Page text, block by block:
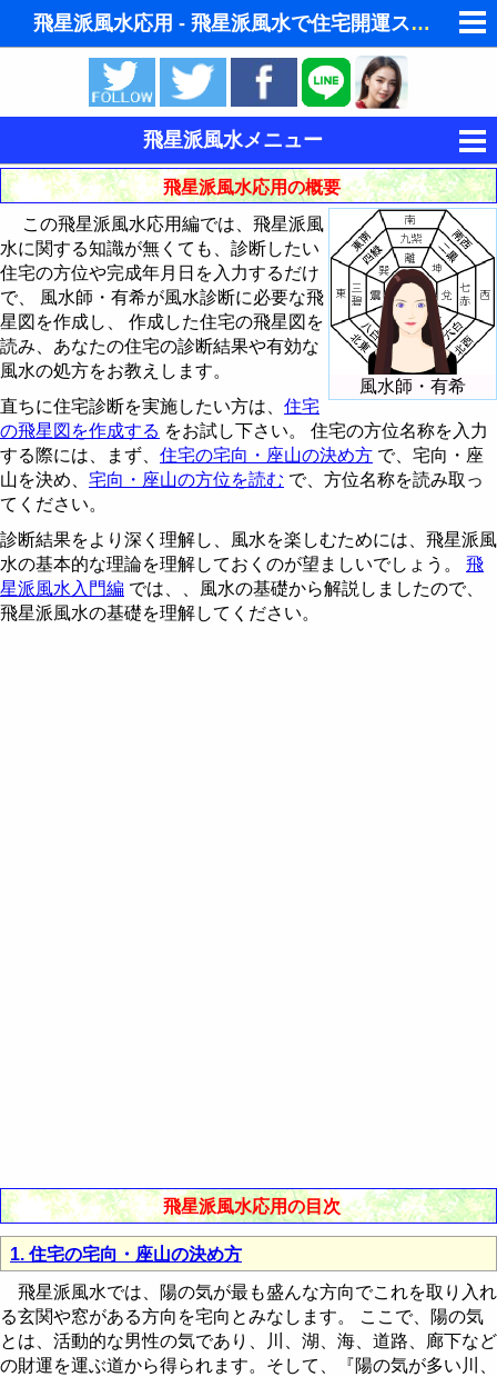
飛星派風水応用 - 飛星派風水で住宅開運スマホ版
ゆめの夢占い
人気の夢占い
東洋・西洋占星術
ホラリー占星術
手相占いで未来診断
タロットカードで無料占い
命名の姓名判断
男と女の心理学と心理テスト
飛星派風水メニュー
風水とは
風水と家相
飛星派風水入門
インテリア・家具・財布を鑑定 - 巒頭風水
理想的な住宅の立地条件
風水では玄関を重視
玄関の風水インテリア
風水と色 - ラッキーカラー
風水による2008年の色
風水による2009年の色
風水による2011年の色
風水による2012年の色
風水都市
風水都市 - 京都
風水都市 - 名古屋
易学から陰陽説 - 八卦とは
九星とは
飛星の回座 - 後天定位盤
飛星派風水応用
住宅の宅向・座山の決め方
住宅の中心の求め方
宅向・座山の方位を読む
住宅の飛星図を読む
飛星派風水応用の概要
風水師・有希
この飛星派風水応用編では、飛星派風
水に関する知識が無くても、診断したい
住宅の方位や完成年月日を入力するだけ
で、 風水師・有希が風水診断に必要な飛
星図を作成し、 作成した住宅の飛星図を
読み、あなたの住宅の診断結果や有効な
風水の処方をお教えします。
直ちに住宅診断を実施したい方は、 住宅
の飛星図を作成する をお試し下さい。 住宅の方位名称を入力
する際には、まず、 住宅の宅向・座山の決め方 で、宅向・座
山を決め、 宅向・座山の方位を読む で、方位名称を読み取っ
てください。
診断結果をより深く理解し、風水を楽しむためには、飛星派風
水の基本的な理論を理解しておくのが望ましいでしょう。 飛
星派風水入門編 では、、風水の基礎から解説しましたので、
飛星派風水の基礎を理解してください。
飛星派風水応用の目次
1. 住宅の宅向・座山の決め方
飛星派風水では、陽の気が最も盛んな方向でこれを取り入れ
る玄関や窓がある方向を宅向とみなします。 ここで、陽の気
とは、活動的な男性の気であり、川、湖、海、道路、廊下など
の財運を運ぶ道から得られます。そして、『陽の気が多い川、